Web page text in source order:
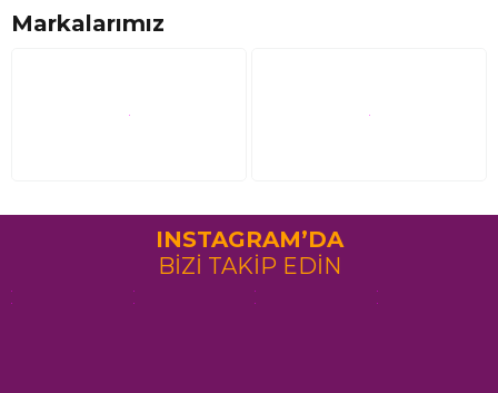
Markalarımız
INSTAGRAM’DA
BİZİ TAKİP EDİN